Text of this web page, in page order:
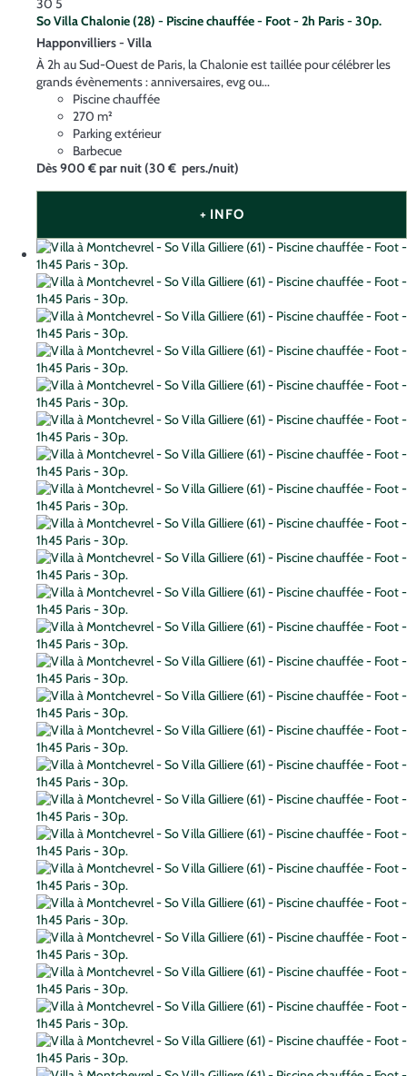
So Villa Chalonie (28) - Piscine chauffée - Foot - 2h Paris - 30p.
Happonvilliers - Villa
À 2h au Sud-Ouest de Paris, la Chalonie est taillée pour célébrer les
grands évènements : anniversaires, evg ou...
Piscine chauffée
270 m²
Parking extérieur
Barbecue
Dès900 €par nuit(30 € pers./nuit)
+ INFO